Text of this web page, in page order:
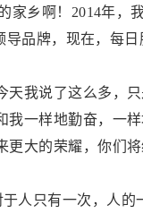
乡啊！2014年，
品牌，现在，每
我说了这么多，
一样地勤奋，一
大的荣耀，你们
只有一次，人的